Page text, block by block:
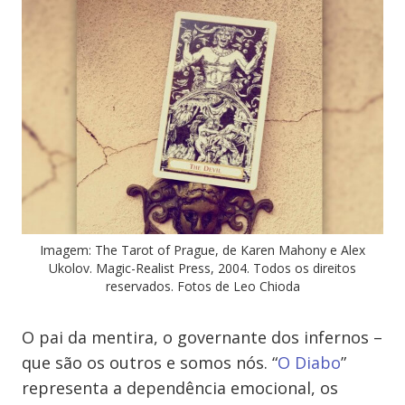
Imagem: The Tarot of Prague, de Karen Mahony e Alex
Ukolov. Magic-Realist Press, 2004. Todos os direitos
reservados. Fotos de Leo Chioda
O pai da mentira, o governante dos infernos –
que são os outros e somos nós. “O Diabo”
representa a dependência emocional, os